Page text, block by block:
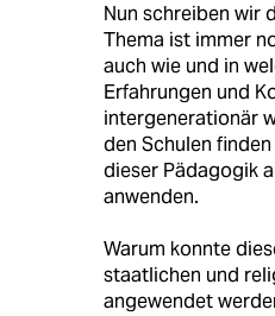
Nun schreiben wir
Thema ist immer
auch wie und in
Erfahrungen und
intergenerationär
den Schulen
dieser Pädagogik
anwenden.
Warum konnte
staatlichen und
angewendet